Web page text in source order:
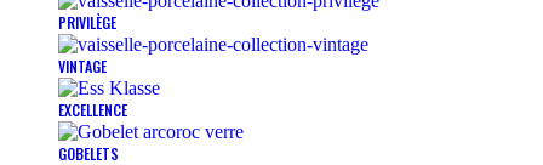
PRIVILÈGE
VINTAGE
EXCELLENCE
GOBELETS